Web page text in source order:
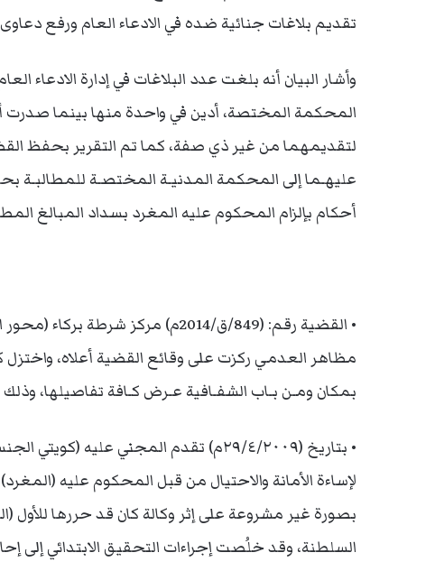
تقديم بلاغات جنائية ضده في الادعاء العام ورفع
وأشار البيان أنه بلغت عدد البلاغات في إدارة الادعاء
المحكمة المختصة، أدين في واحدة منها بينما
لتقديمهما من غير ذي صفة، كما تم التقرير بحفظ
عليهـما إلى المحكمة المدنيـة المختصـة
أحكام بإلزام المحكوم عليه المغرد بسداد المبالغ
• القضية رقم: (849/ق/2014م) مركز
مظاهر العدمي ركزت على وقائع القضية أعلاه، واختزل
بمكان ومـن بـاب الشفـافية عـرض كـافة تفاصيلها، وذلك
• بتاريخ (٢٩/٤/٢٠٠٩م) تقدم المجني عليه
لإساءة الأمانة والاحتيال من قبل المحكوم عليه
بصورة غير مشروعة على إثر وكالة كان قد حررها
السلطنة، وقد خلُصت إجراءات التحقيق الابتدائي إلى